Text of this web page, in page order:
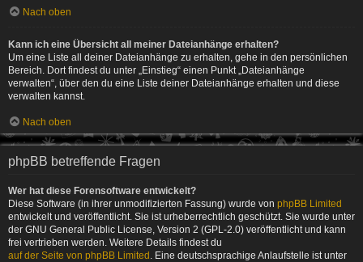
Nach oben
Kann ich eine Übersicht all meiner Dateianhänge erhalten?
Um eine Liste all deiner Dateianhänge zu erhalten, gehe in den persönlichen
Bereich. Dort findest du unter „Einstieg“ einen Punkt „Dateianhänge
verwalten“, über den du eine Liste deiner Dateianhänge erhalten und diese
verwalten kannst.
Nach oben
phpBB betreffende Fragen
Wer hat diese Forensoftware entwickelt?
Diese Software (in ihrer unmodifizierten Fassung) wurde von phpBB Limited
entwickelt und veröffentlicht. Sie ist urheberrechtlich geschützt. Sie wurde unter
der GNU General Public License, Version 2 (GPL-2.0) veröffentlicht und kann
frei vertrieben werden. Weitere Details findest du
auf der Seite von phpBB Limited . Eine deutschsprachige Anlaufstelle ist unter